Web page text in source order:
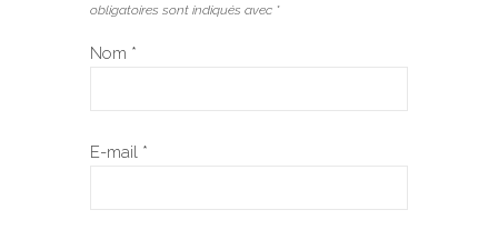
obligatoires sont indiqués avec *
Nom *
E-mail *